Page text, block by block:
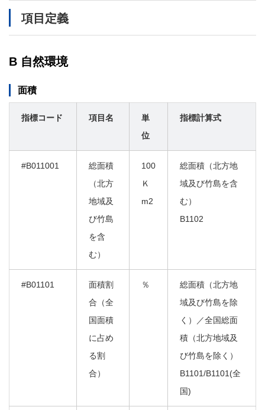
項目定義
B 自然環境
面積
指標コード 項目名
単
位
指標計算式
#B011001
総面積
（北方
地域及
び竹島
を含
む）
100
Ｋ
m2
総面積（北方地
域及び竹島を含
む）
B1102
#B01101
面積割
合（全
国面積
に占め
る割
合）
％
総面積（北方地
域及び竹島を除
く）／全国総面
積（北方地域及
び竹島を除く）
B1101/B1101(全
国)